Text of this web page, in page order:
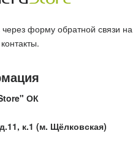
форму обратной связи на
контакты.
ОК
к.1 (м. Щёлковская)